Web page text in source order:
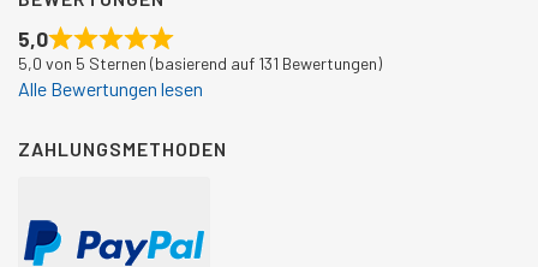
5,0
5,0 von 5 Sternen (basierend auf 131 Bewertungen)
Alle Bewertungen lesen
ZAHLUNGSMETHODEN